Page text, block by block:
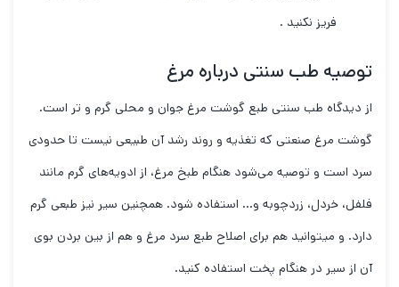
فریز نکنید .
توصیه طب سنتی درباره مرغ
از دیدگاه طب سنتی طبع گوشت مرغ جوان و محلی گرم و تر است.
گوشت مرغ صنعتی که تغذیه و روند رشد آن طبیعی نیست تا حدودی
سرد است و توصیه می‌شود هنگام طبخ مرغ، از ادویه‌های گرم مانند
فلفل، خردل، زردچوبه و… استفاده شود. همچنین سیر نیز طبعی گرم
دارد. و میتوانید هم برای اصلاح طبع سرد مرغ و هم از بین بردن بوی
آن از سیر در هنگام پخت استفاده کنید.